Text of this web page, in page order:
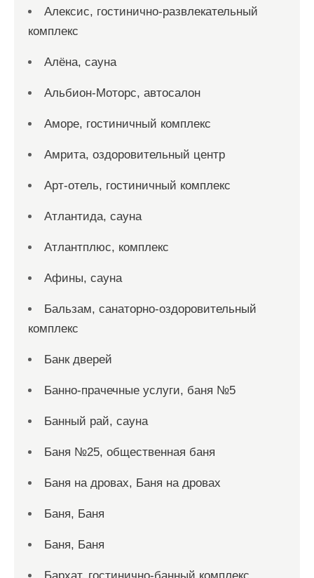
Алексис, гостинично-развлекательный
комплекс
Алёна, сауна
Альбион-Моторс, автосалон
Аморе, гостиничный комплекс
Амрита, оздоровительный центр
Арт-отель, гостиничный комплекс
Атлантида, сауна
Атлантплюс, комплекс
Афины, сауна
Бальзам, санаторно-оздоровительный
комплекс
Банк дверей
Банно-прачечные услуги, баня №5
Банный рай, сауна
Баня №25, общественная баня
Баня на дровах, Баня на дровах
Баня, Баня
Баня, Баня